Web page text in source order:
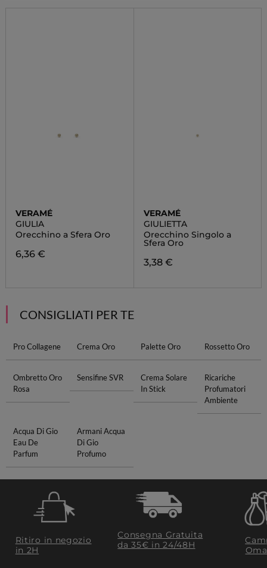
VERAMÉ
GIULIA
Orecchino a Sfera Oro
6,36 €
VERAMÉ
GIULIETTA
Orecchino Singolo a
Sfera Oro
3,38 €
CONSIGLIATI PER TE
Pro Collagene Crema Oro Palette Oro Rossetto Oro
Ombretto Oro
Rosa
Sensifine SVR
Crema Solare
In Stick
Ricariche
Profumatori
Ambiente
Acqua Di Gio
Eau De
Parfum
Armani Acqua
Di Gio
Profumo
Ritiro in negozio
in 2H
Consegna Gratuita
da 35€​ in 24/48H